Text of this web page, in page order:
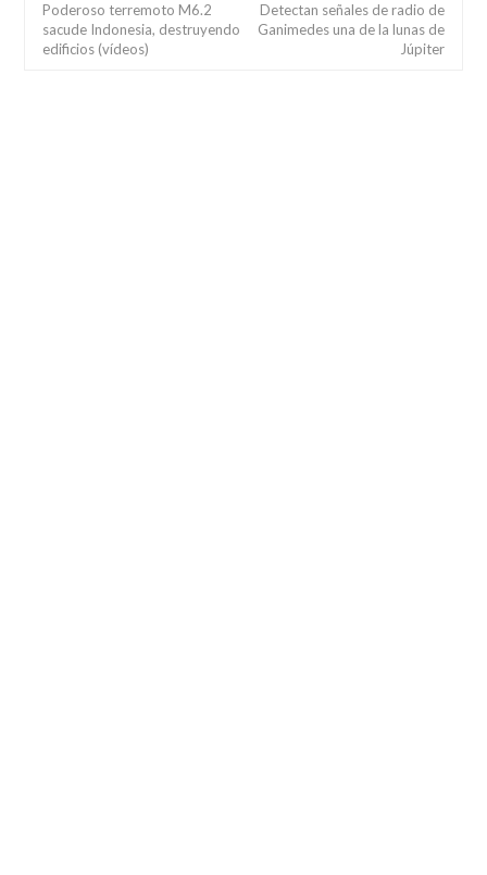
Poderoso terremoto M6.2
sacude Indonesia, destruyendo
edificios (vídeos)
Detectan señales de radio de
Ganimedes una de la lunas de
Júpiter